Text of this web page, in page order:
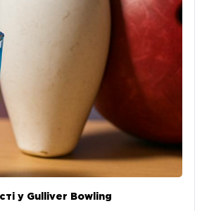
у Gulliver Bowling